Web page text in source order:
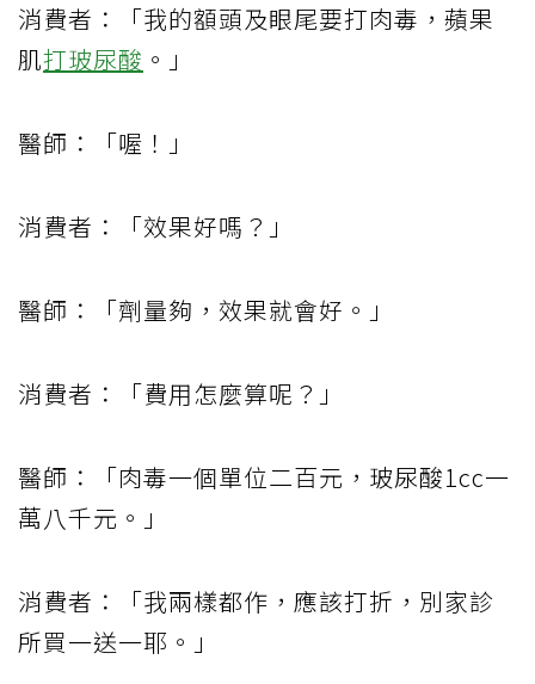
消費者：「我的額頭及眼尾要打肉毒，蘋果
肌打玻尿酸 。」
醫師：「喔！」
消費者：「效果好嗎？」
醫師：「劑量夠，效果就會好。」
消費者：「費用怎麼算呢？」
醫師：「肉毒一個單位二百元，玻尿酸1cc一
萬八千元。」
消費者：「我兩樣都作，應該打折，別家診
所買一送一耶。」